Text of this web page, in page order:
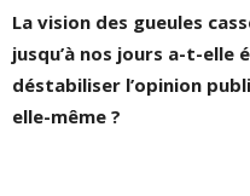
La vision des gueules
jusqu’à nos jours a-t-elle
déstabiliser l’opinion
elle-même ?